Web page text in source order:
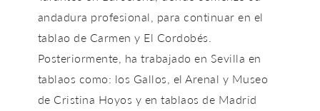
andadura profesional, para continuar en el
tablao de Carmen y El Cordobés.
Posteriormente, ha trabajado en Sevilla en
tablaos como: los Gallos, el Arenal y Museo
de Cristina Hoyos y en tablaos de Madrid